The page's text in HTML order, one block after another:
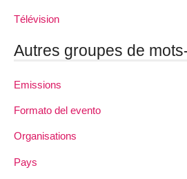
Télévision
Autres groupes de
Emissions
Formato del evento
Organisations
Pays